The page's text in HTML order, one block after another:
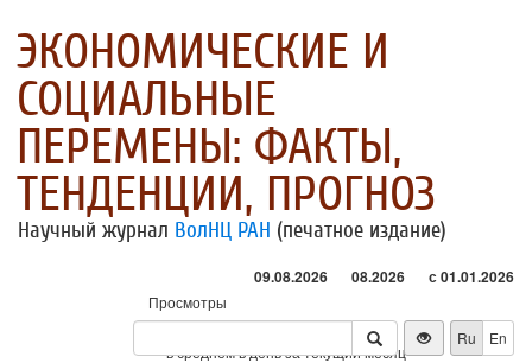
ЭКОНОМИЧЕСКИЕ И
СОЦИАЛЬНЫЕ
ПЕРЕМЕНЫ: ФАКТЫ,
ТЕНДЕНЦИИ, ПРОГНОЗ
Научный журнал ВолНЦ РАН (печатное издание)
09.08.2026 08.2026 с 01.01.2026
Просмотры
Посетители
* - в среднем в день за текущий месяц
Ru En